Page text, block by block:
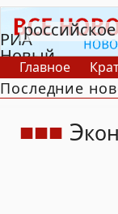
РИА
Новый
День
Главное
В России
В
Последние
Э